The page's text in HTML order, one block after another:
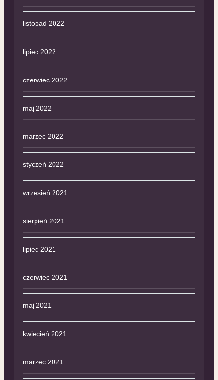
listopad 2022
lipiec 2022
czerwiec 2022
maj 2022
marzec 2022
styczeń 2022
wrzesień 2021
sierpień 2021
lipiec 2021
czerwiec 2021
maj 2021
kwiecień 2021
marzec 2021